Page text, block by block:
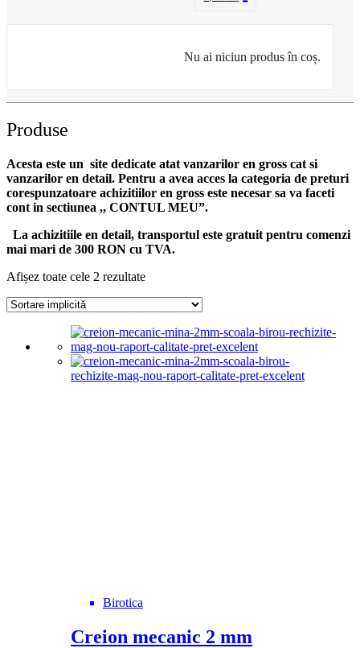
Nu ai niciun produs în coș.
Produse
Acesta este un site dedicate atat vanzarilor en gross cat si
vanzarilor en detail. Pentru a avea acces la categoria de preturi
corespunzatoare achizitiilor en gross este necesar sa va faceti
cont in sectiunea ,, CONTUL MEU”.
La achizitiile en detail, transportul este gratuit pentru comenzi
mai mari de 300 RON cu TVA.
Afișez toate cele 2 rezultate
Birotica
Creion mecanic 2 mm